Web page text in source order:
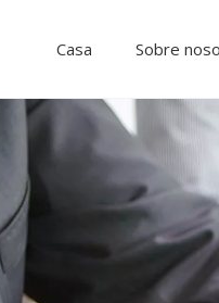
Casa Sobre